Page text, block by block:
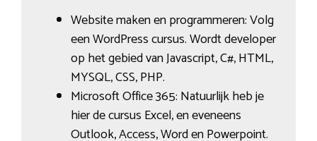
Website maken en programmeren: Volg
een WordPress cursus. Wordt developer
op het gebied van Javascript, C#, HTML,
MYSQL, CSS, PHP.
Microsoft Office 365: Natuurlijk heb je
hier de cursus Excel, en eveneens
Outlook, Access, Word en Powerpoint.